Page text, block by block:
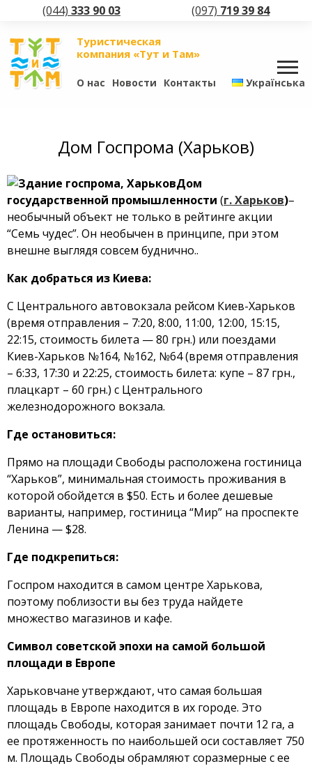
(044) 333 90 03 (097) 719 39 84
Туристическая
компания «Тут и Там»
О нас Новости Контакты Українська
Дом Госпрома (Харьков)
Дом
государственной промышленности (г. Харьков)–
необычный объект не только в рейтинге акции
“Семь чудес”. Он необычен в принципе, при этом
внешне выглядя совсем буднично..
Как добраться из Киева:
С Центрального автовокзала рейсом Киев-Харьков
(время отправления – 7:20, 8:00, 11:00, 12:00, 15:15,
22:15, стоимость билета — 80 грн.) или поездами
Киев-Харьков №164, №162, №64 (время отправления
– 6:33, 17:30 и 22:25, стоимость билета: купе – 87 грн.,
плацкарт – 60 грн.) с Центрального
железнодорожного вокзала.
Где остановиться:
Прямо на площади Свободы расположена гостиница
“Харьков”, минимальная стоимость проживания в
которой обойдется в $50. Есть и более дешевые
варианты, например, гостиница “Мир” на проспекте
Ленина — $28.
Где подкрепиться:
Госпром находится в самом центре Харькова,
поэтому поблизости вы без труда найдете
множество магазинов и кафе.
Символ советской эпохи на самой большой
площади в Европе
Харьковчане утверждают, что самая большая
площадь в Европе находится в их городе. Это
площадь Свободы, которая занимает почти 12 га, а
ее протяженность по наибольшей оси составляет 750
м. Площадь Свободы обрамляют соразмерные с ее